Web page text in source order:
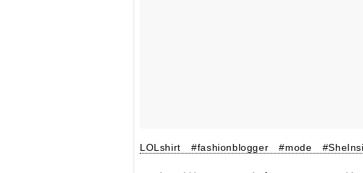
LOLshirt #fashionblogger #mode